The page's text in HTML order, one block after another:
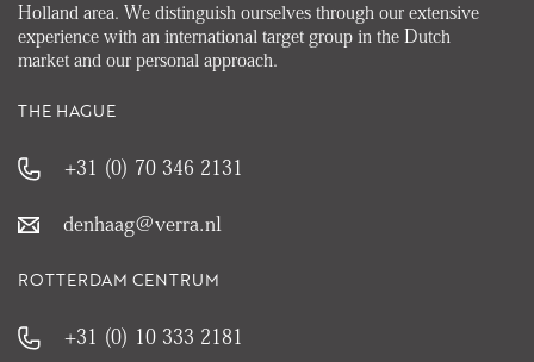
Holland area. We distinguish ourselves through our extensive
experience with an international target group in the Dutch
market and our personal approach.
THE HAGUE
+31 (0) 70 346 2131
denhaag@verra.nl
ROTTERDAM CENTRUM
+31 (0) 10 333 2181